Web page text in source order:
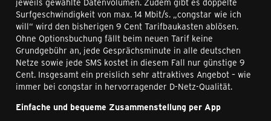
jeweils gewählte Datenvolumen. Zudem gibt es doppelte
Surfgeschwindigkeit von max. 14 Mbit/s. „congstar wie ich
will“ wird den bisherigen 9 Cent Tarifbaukasten ablösen.
Ohne Optionsbuchung fällt beim neuen Tarif keine
Grundgebühr an, jede Gesprächsminute in alle deutschen
Netze sowie jede SMS kostet in diesem Fall nur günstige 9
Cent. Insgesamt ein preislich sehr attraktives Angebot – wie
immer bei congstar in hervorragender D-Netz-Qualität.
Einfache und bequeme Zusammenstellung per App